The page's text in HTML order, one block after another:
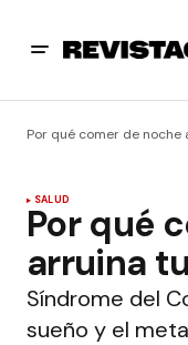
Por qué comer de noche
SALUD
Por qué
arruina
Síndrome del
sueño y el